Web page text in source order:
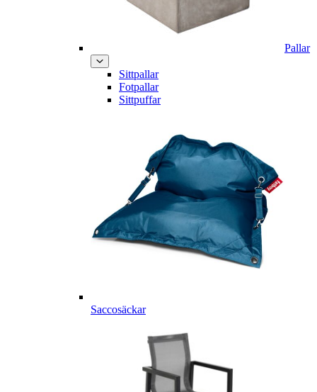
Pallar
Sittpallar
Fotpallar
Sittpuffar
Saccosäckar